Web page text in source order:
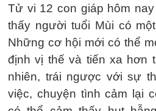
Tử vi 12 con giáp hôm
thấy người tuổi Mùi có
Những cơ hội mới có thể
định vị thế và tiến xa hơn
nhiên, trái ngược với sự
việc, chuyện tình cảm lại